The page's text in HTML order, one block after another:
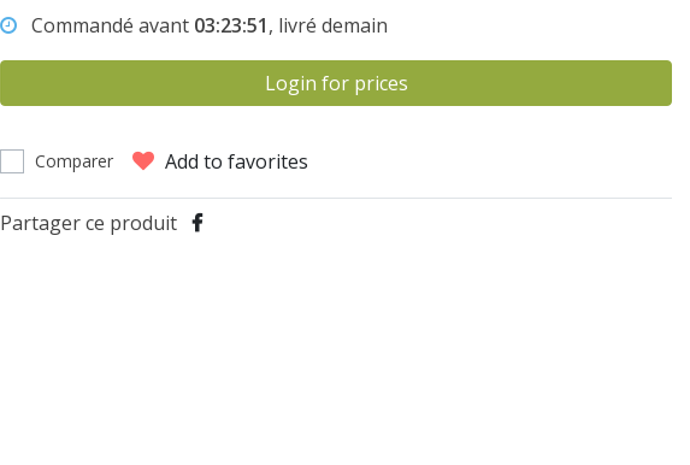
Commandé avant 03:23:51, livré demain
Login for prices
Comparer Add to favorites
Partager ce produit